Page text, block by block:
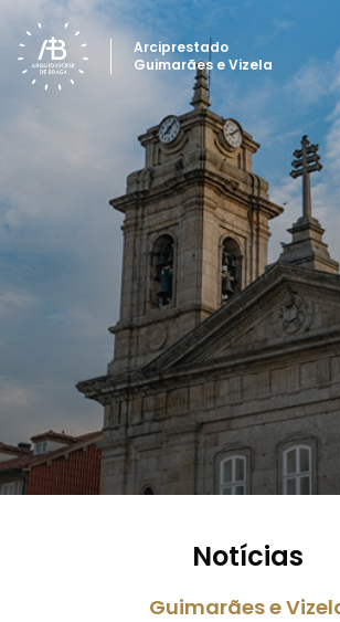
Arciprestado
Guimarães e Vizela
Notícias
Guimarães e